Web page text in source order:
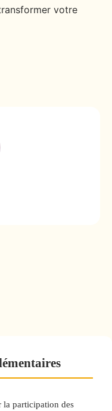
votre
la participation des